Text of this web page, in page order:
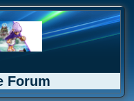
Forum